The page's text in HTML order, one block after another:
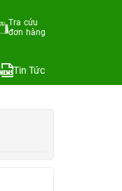
Tra cứu
đơn hàng
Tin Tức